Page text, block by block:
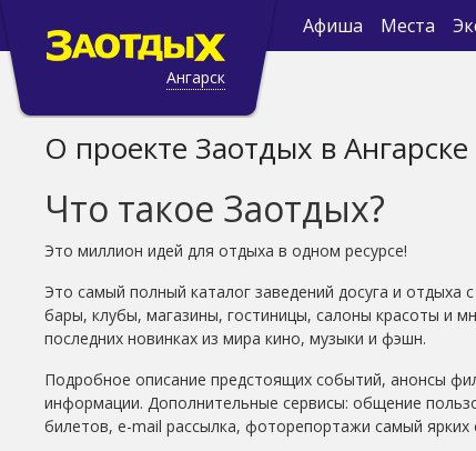
Ангарск
Афиша Места
О проекте Заотдых в Ангарске
Что такое Заотдых?
Это миллион идей для отдыха в одном ресурсе!
Это самый полный каталог заведений досуга и
бары, клубы, магазины, гостиницы, салоны красоты и
последних новинках из мира кино, музыки и фэшн.
Подробное описание предстоящих событий, анонсы
информации. Дополнительные сервисы: общение
билетов, e-mail рассылка, фоторепортажи самый ярких